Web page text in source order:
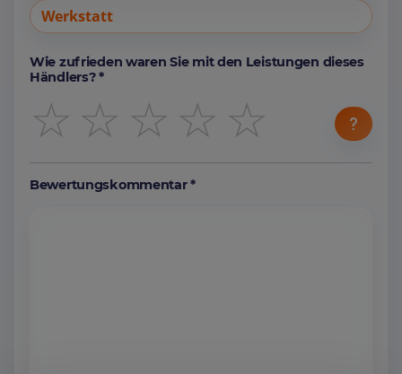
Werkstatt
Wie zufrieden waren Sie mit den Leistungen dieses
Händlers? *
☆
☆
☆
☆
☆
Bewertungskommentar *